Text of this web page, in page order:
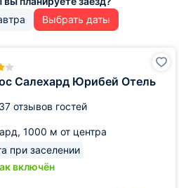
Выбрать даты
Салехард Юрибей Отель
отзывов гостей
1000 м от центра
при заселении
включён